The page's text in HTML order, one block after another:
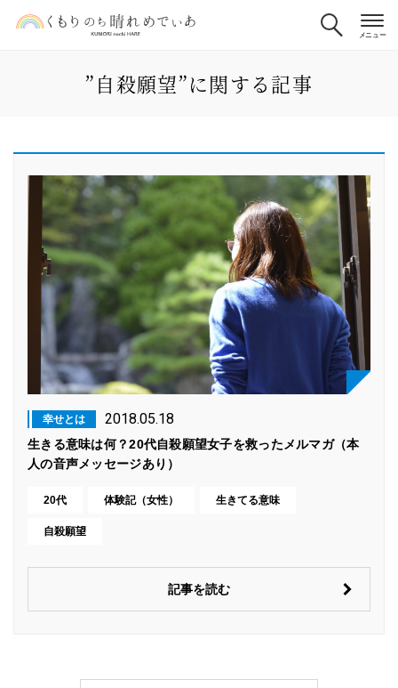
”自殺願望”に関する記事
幸せとは 2018.05.18
生きる意味は何？20代自殺願望女子を救ったメルマガ（本
人の音声メッセージあり）
20代 体験記（女性） 生きてる意味
自殺願望
記事を読む